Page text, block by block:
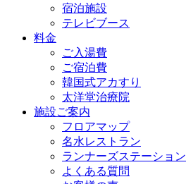
宿泊施設
テレビブース
料金
ご入湯費
ご宿泊費
韓国式アカすり
太洋堂治療院
施設ご案内
フロアマップ
名水レストラン
ランナーズステーション
よくある質問